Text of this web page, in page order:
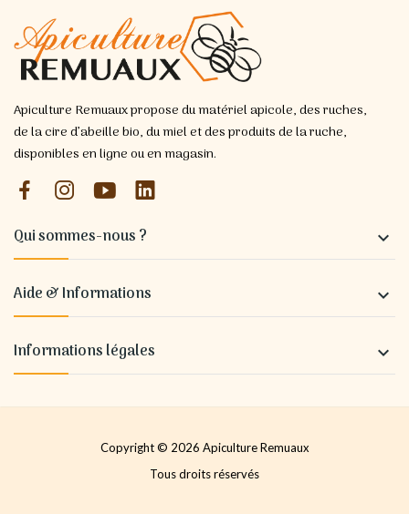
Apiculture Remuaux propose du matériel apicole, des ruches,
de la cire d’abeille bio, du miel et des produits de la ruche,
disponibles en ligne ou en magasin.
Qui sommes-nous ? 
Aide & Informations 
Informations légales 
Copyright © 2026 Apiculture Remuaux
Tous droits réservés